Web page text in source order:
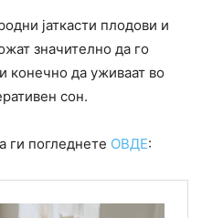
јаткасти плодови и
значително да го
конечно да уживаат во
сон.
ги погледнете ОВДЕ: